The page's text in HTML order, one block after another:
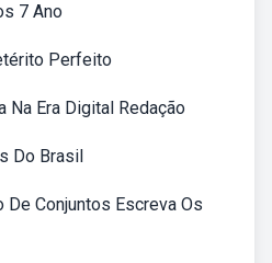
7 Ano
Perfeito
Na Era Digital Redação
Do Brasil
De Conjuntos Escreva Os